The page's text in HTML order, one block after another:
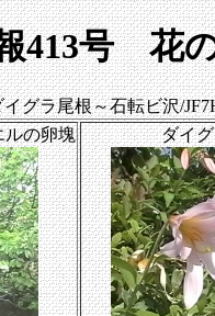
413号 花
イグラ尾根～石転ビ沢/
の卵塊
ダイ